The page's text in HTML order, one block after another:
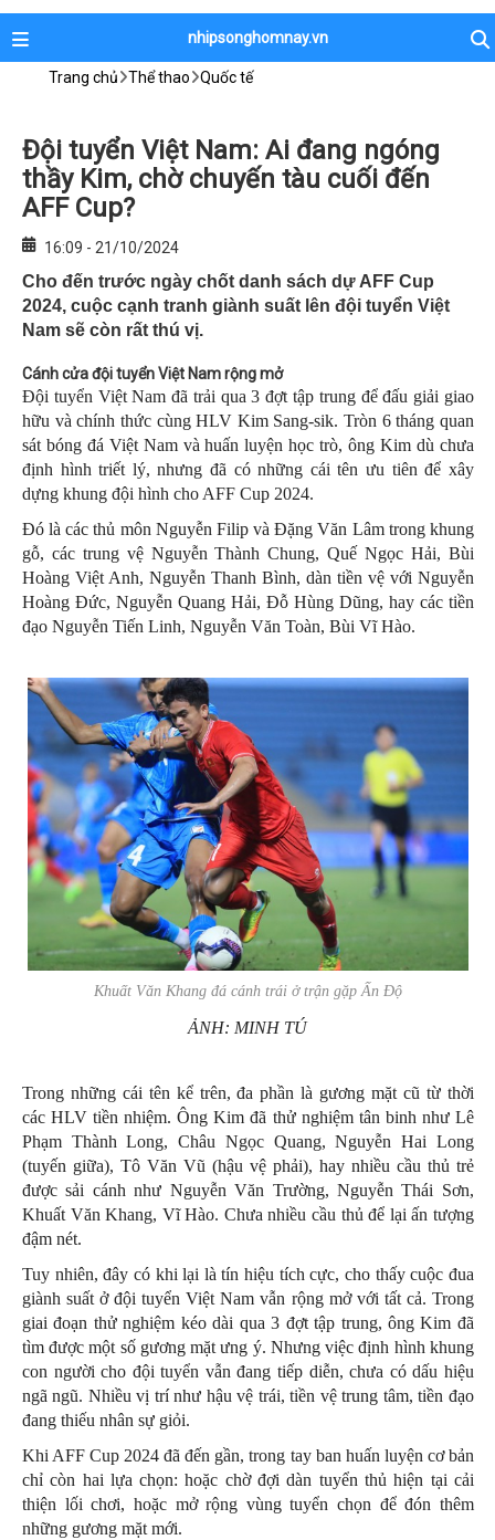
nhipsonghomnay.vn
Trang chủ Thể thao Quốc tế
Đội tuyển Việt Nam: Ai đang ngóng
thầy Kim, chờ chuyến tàu cuối đến
AFF Cup?
16:09 - 21/10/2024
Cho đến trước ngày chốt danh sách dự AFF Cup
2024, cuộc cạnh tranh giành suất lên đội tuyển Việt
Nam sẽ còn rất thú vị.
Cánh cửa đội tuyển Việt Nam rộng mở
Đội tuyển Việt Nam đã trải qua 3 đợt tập trung để đấu giải giao
hữu và chính thức cùng HLV Kim Sang-sik. Tròn 6 tháng quan
sát bóng đá Việt Nam và huấn luyện học trò, ông Kim dù chưa
định hình triết lý, nhưng đã có những cái tên ưu tiên để xây
dựng khung đội hình cho AFF Cup 2024.
Đó là các thủ môn Nguyễn Filip và Đặng Văn Lâm trong khung
gỗ, các trung vệ Nguyễn Thành Chung, Quế Ngọc Hải, Bùi
Hoàng Việt Anh, Nguyễn Thanh Bình, dàn tiền vệ với Nguyễn
Hoàng Đức, Nguyễn Quang Hải, Đỗ Hùng Dũng, hay các tiền
đạo Nguyễn Tiến Linh, Nguyễn Văn Toàn, Bùi Vĩ Hào.
Khuất Văn Khang đá cánh trái ở trận gặp Ấn Độ
ẢNH: MINH TÚ
Trong những cái tên kể trên, đa phần là gương mặt cũ từ thời
các HLV tiền nhiệm. Ông Kim đã thử nghiệm tân binh như Lê
Phạm Thành Long, Châu Ngọc Quang, Nguyễn Hai Long
(tuyến giữa), Tô Văn Vũ (hậu vệ phải), hay nhiều cầu thủ trẻ
được sải cánh như Nguyễn Văn Trường, Nguyễn Thái Sơn,
Khuất Văn Khang, Vĩ Hào. Chưa nhiều cầu thủ để lại ấn tượng
đậm nét.
Tuy nhiên, đây có khi lại là tín hiệu tích cực, cho thấy cuộc đua
giành suất ở đội tuyển Việt Nam vẫn rộng mở với tất cả. Trong
giai đoạn thử nghiệm kéo dài qua 3 đợt tập trung, ông Kim đã
tìm được một số gương mặt ưng ý. Nhưng việc định hình khung
con người cho đội tuyển vẫn đang tiếp diễn, chưa có dấu hiệu
ngã ngũ. Nhiều vị trí như hậu vệ trái, tiền vệ trung tâm, tiền đạo
đang thiếu nhân sự giỏi.
Khi AFF Cup 2024 đã đến gần, trong tay ban huấn luyện cơ bản
chỉ còn hai lựa chọn: hoặc chờ đợi dàn tuyển thủ hiện tại cải
thiện lối chơi, hoặc mở rộng vùng tuyển chọn để đón thêm
những gương mặt mới.